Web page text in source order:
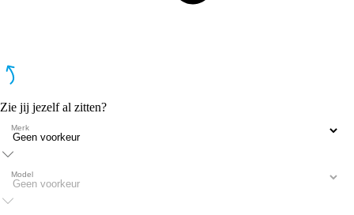
Zie jij jezelf al zitten?
Merk
Model